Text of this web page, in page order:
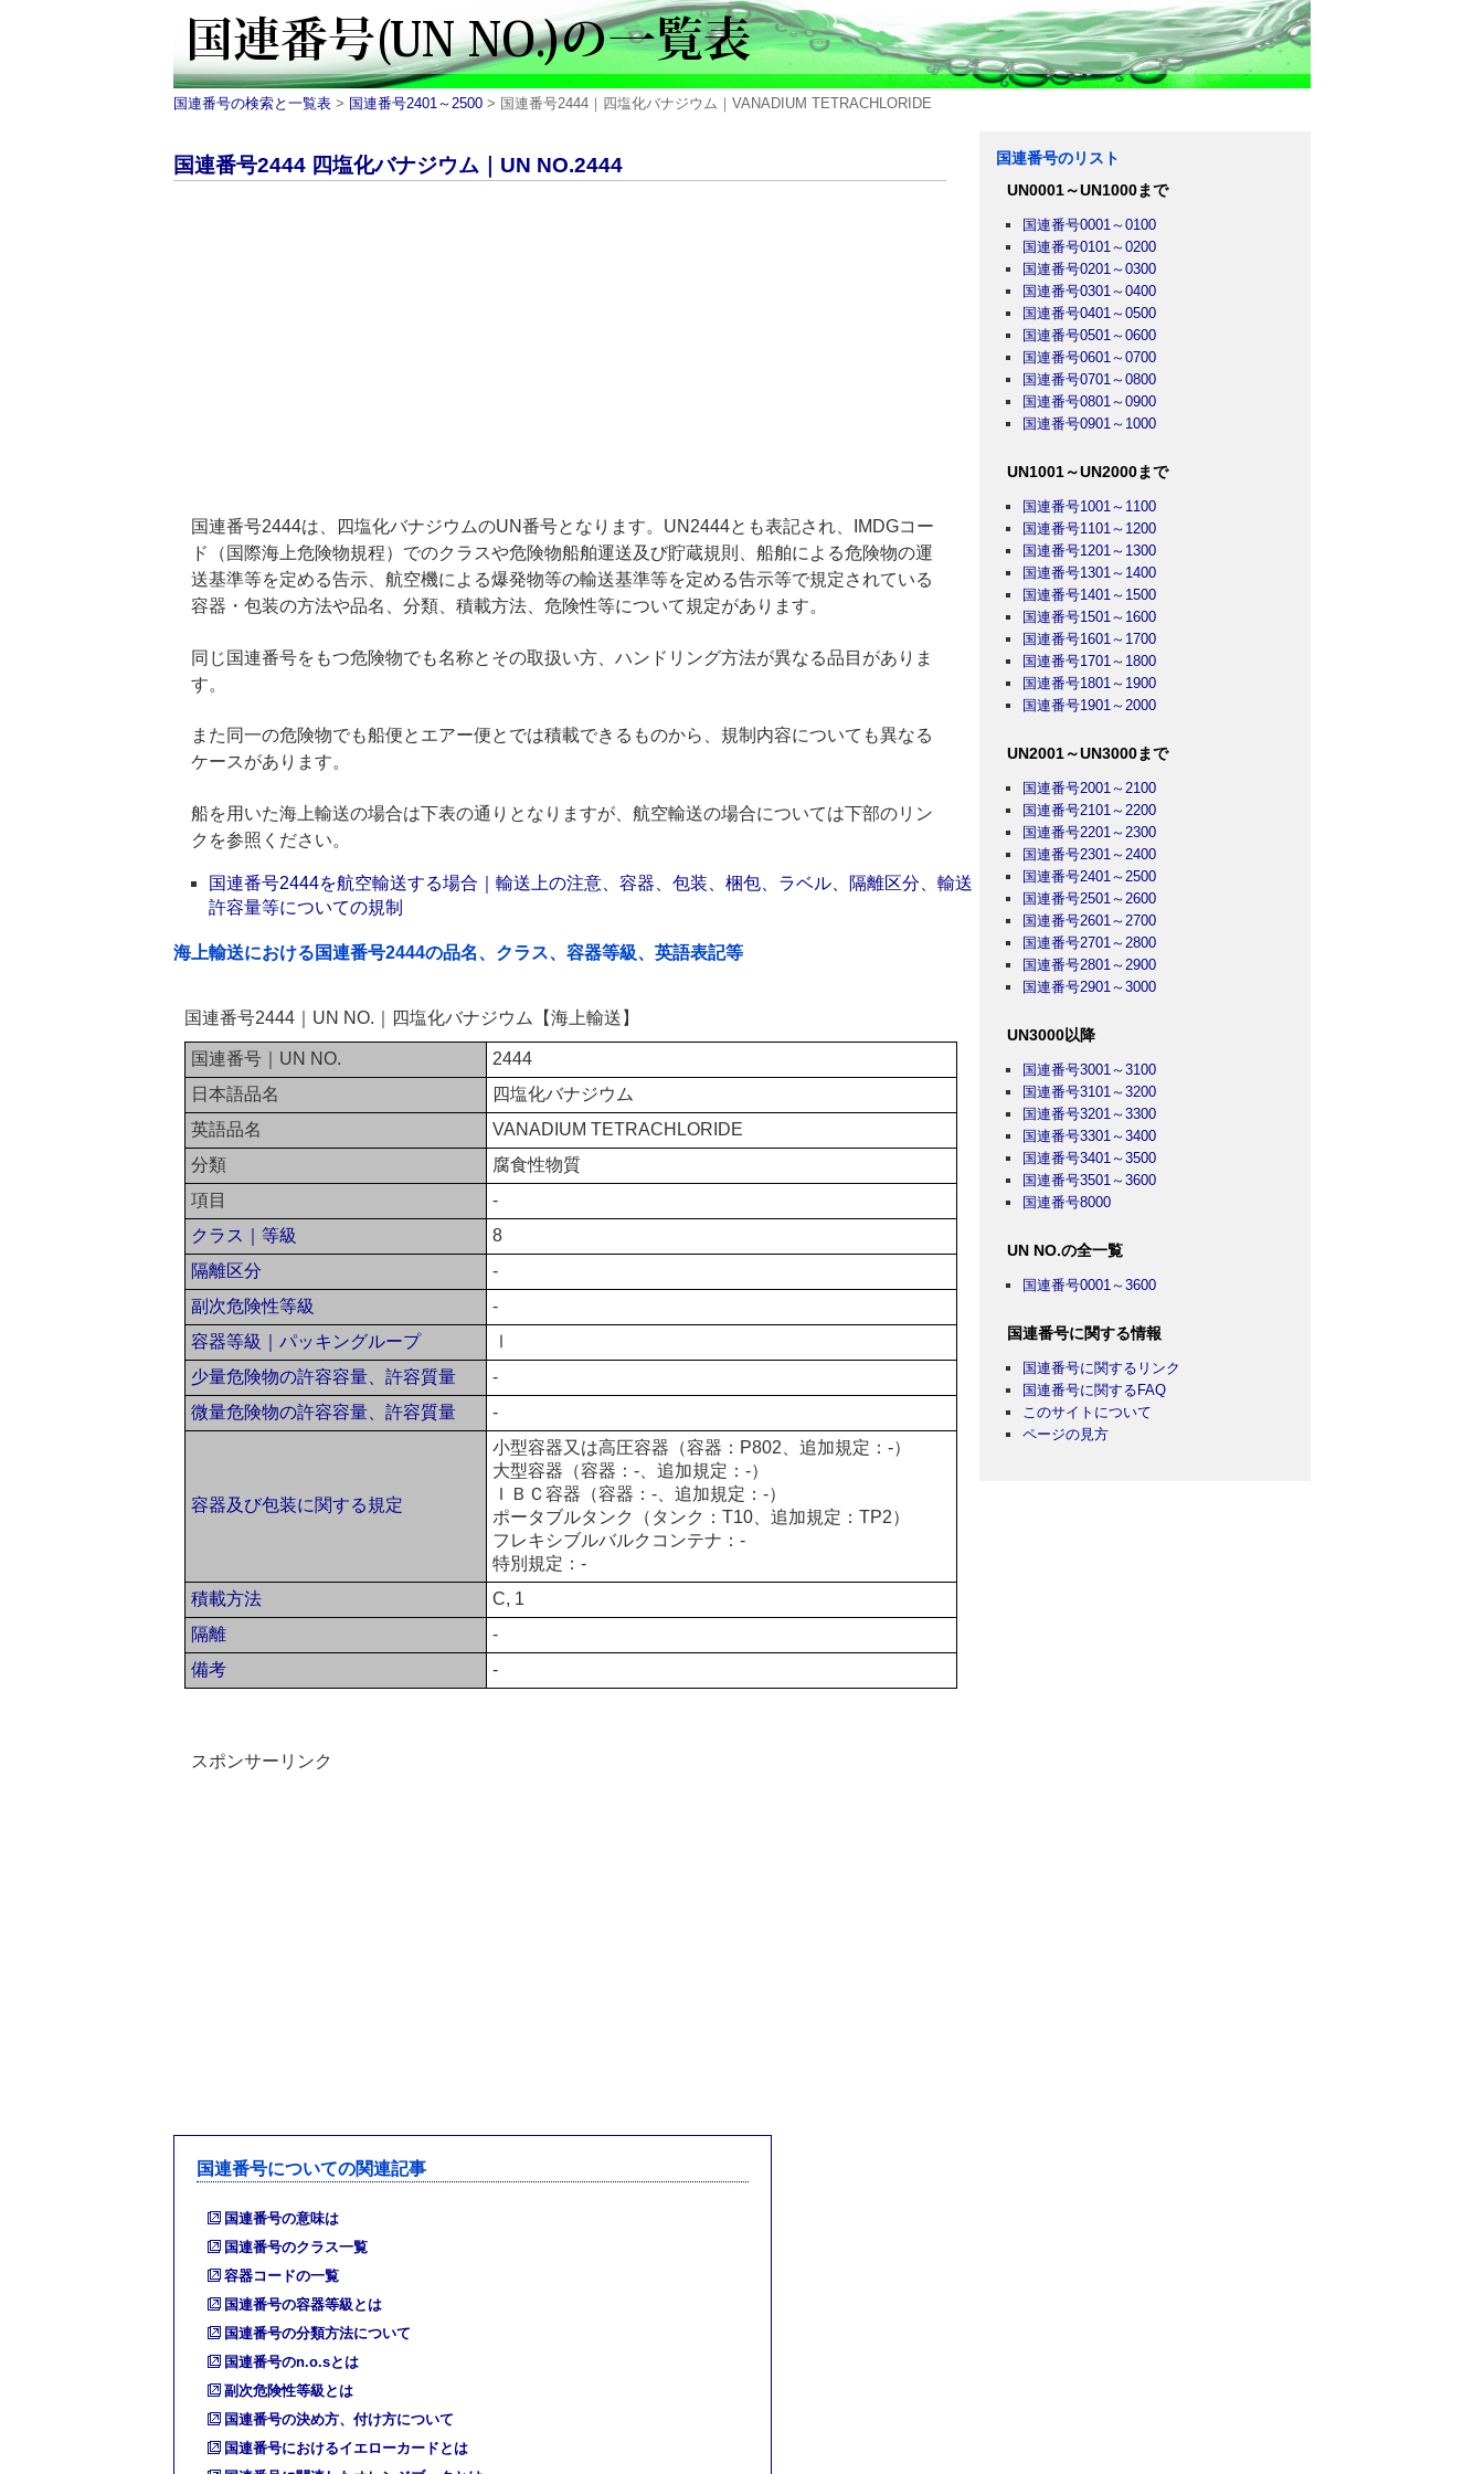
国連番号の検索と一覧表 > 国連番号2401～2500 > 国連番号2444｜四塩化バナジウム｜VANADIUM TETRACHLORIDE
国連番号2444 四塩化バナジウム｜UN NO.2444
国連番号2444は、四塩化バナジウムのUN番号となります。UN2444とも表記され、IMDGコー
ド（国際海上危険物規程）でのクラスや危険物船舶運送及び貯蔵規則、船舶による危険物の運
送基準等を定める告示、航空機による爆発物等の輸送基準等を定める告示等で規定されている
容器・包装の方法や品名、分類、積載方法、危険性等について規定があります。
同じ国連番号をもつ危険物でも名称とその取扱い方、ハンドリング方法が異なる品目がありま
す。
また同一の危険物でも船便とエアー便とでは積載できるものから、規制内容についても異なる
ケースがあります。
船を用いた海上輸送の場合は下表の通りとなりますが、航空輸送の場合については下部のリン
クを参照ください。
国連番号2444を航空輸送する場合｜輸送上の注意、容器、包装、梱包、ラベル、隔離区分、輸送
許容量等についての規制
海上輸送における国連番号2444の品名、クラス、容器等級、英語表記等
国連番号2444｜UN NO.｜四塩化バナジウム【海上輸送】
国連番号｜UN NO.
2444
日本語品名
四塩化バナジウム
英語品名
VANADIUM TETRACHLORIDE
分類
腐食性物質
項目
-
クラス｜等級
8
隔離区分
-
副次危険性等級
-
容器等級｜パッキングループ
Ⅰ
少量危険物の許容容量、許容質量
-
微量危険物の許容容量、許容質量
-
容器及び包装に関する規定
小型容器又は高圧容器（容器：P802、追加規定：-）
大型容器（容器：-、追加規定：-）
ＩＢＣ容器（容器：-、追加規定：-）
ポータブルタンク（タンク：T10、追加規定：TP2）
フレキシブルバルクコンテナ：-
特別規定：-
積載方法
C, 1
隔離
-
備考
-
スポンサーリンク
国連番号についての関連記事
国連番号の意味は
国連番号のクラス一覧
容器コードの一覧
国連番号の容器等級とは
国連番号の分類方法について
国連番号のn.o.sとは
副次危険性等級とは
国連番号の決め方、付け方について
国連番号におけるイエローカードとは
国連番号のリスト
UN0001～UN1000まで
国連番号0001～0100
国連番号0101～0200
国連番号0201～0300
国連番号0301～0400
国連番号0401～0500
国連番号0501～0600
国連番号0601～0700
国連番号0701～0800
国連番号0801～0900
国連番号0901～1000
UN1001～UN2000まで
国連番号1001～1100
国連番号1101～1200
国連番号1201～1300
国連番号1301～1400
国連番号1401～1500
国連番号1501～1600
国連番号1601～1700
国連番号1701～1800
国連番号1801～1900
国連番号1901～2000
UN2001～UN3000まで
国連番号2001～2100
国連番号2101～2200
国連番号2201～2300
国連番号2301～2400
国連番号2401～2500
国連番号2501～2600
国連番号2601～2700
国連番号2701～2800
国連番号2801～2900
国連番号2901～3000
UN3000以降
国連番号3001～3100
国連番号3101～3200
国連番号3201～3300
国連番号3301～3400
国連番号3401～3500
国連番号3501～3600
国連番号8000
UN NO.の全一覧
国連番号0001～3600
国連番号に関する情報
国連番号に関するリンク
国連番号に関するFAQ
このサイトについて
ページの見方